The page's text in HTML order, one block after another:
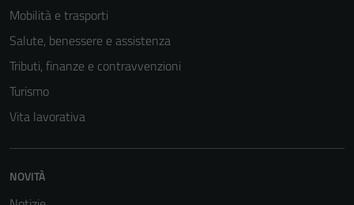
Mobilità e trasporti
Salute, benessere e assistenza
Tributi, finanze e contravvenzioni
Turismo
Vita lavorativa
NOVITÀ